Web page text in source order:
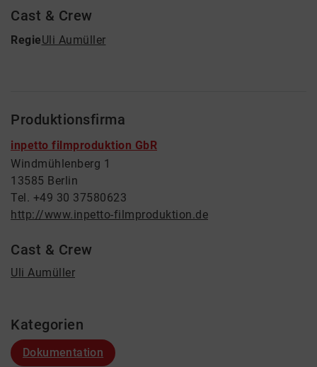
Cast & Crew
RegieUli Aumüller
Produktionsfirma
inpetto filmproduktion GbR
Windmühlenberg 1
13585 Berlin
Tel. +49 30 37580623
http://www.inpetto-filmproduktion.de
Cast & Crew
Uli Aumüller
Kategorien
Dokumentation